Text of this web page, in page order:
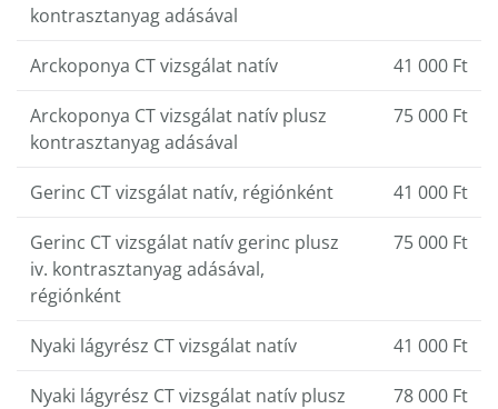
kontrasztanyag adásával
Arckoponya CT vizsgálat natív 41 000 Ft
Arckoponya CT vizsgálat natív plusz
kontrasztanyag adásával
75 000 Ft
Gerinc CT vizsgálat natív, régiónként 41 000 Ft
Gerinc CT vizsgálat natív gerinc plusz
iv. kontrasztanyag adásával,
régiónként
75 000 Ft
Nyaki lágyrész CT vizsgálat natív 41 000 Ft
Nyaki lágyrész CT vizsgálat natív plusz
78 000 Ft